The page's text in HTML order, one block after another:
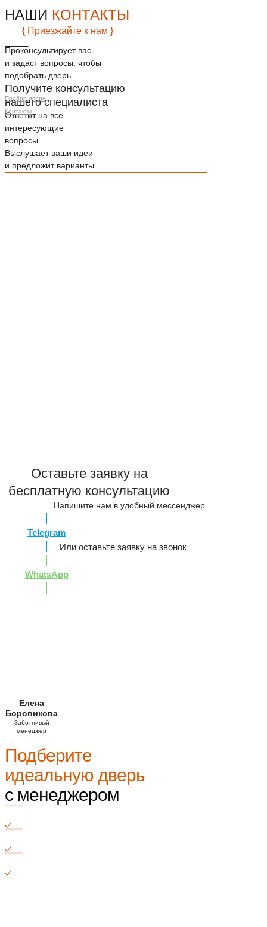
Проконсультирует вас
и задаст вопросы, чтобы
подобрать дверь
Получите консультацию
нашего специалиста
Ответит на все
интересующие
вопросы
Выслушает ваши идеи
и предложит варианты
Оставьте заявку на
бесплатную консультацию
Напишите нам в удобный мессенджер
Telegram
Или оставьте заявку на звонок
WhatsApp
Елена
Боровикова
Заботливый
менеджер
Подберите
идеальную дверь
с менеджером
НАШИ КОНТАКТЫ
{ Приезжайте к нам }
Подбор двери
Контакты